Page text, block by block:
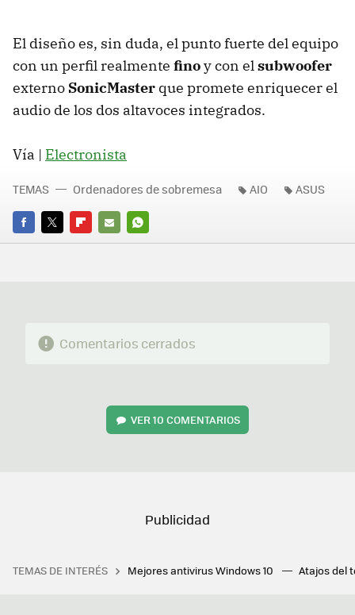
El diseño es, sin duda, el punto fuerte del equipo
con un perfil realmente finoy con elsubwoofer
externo SonicMaster que promete enriquecer el
audio de los dos altavoces integrados.
Vía | Electronista
FACEBOOK
TWITTERFLIPBOARD
E-
WHATSAPP
TEMAS Ordenadores de sobremesa AIO ASUS
Comentarios cerrados
VER10 COMENTARIOS
TEMAS DE INTERÉS Mejores antivirus Windows 10 Atajos del